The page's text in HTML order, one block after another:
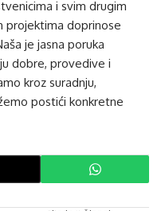
i svim drugim
projektima doprinose
je jasna poruka
dobre, provedive i
kroz suradnju,
postići konkretne